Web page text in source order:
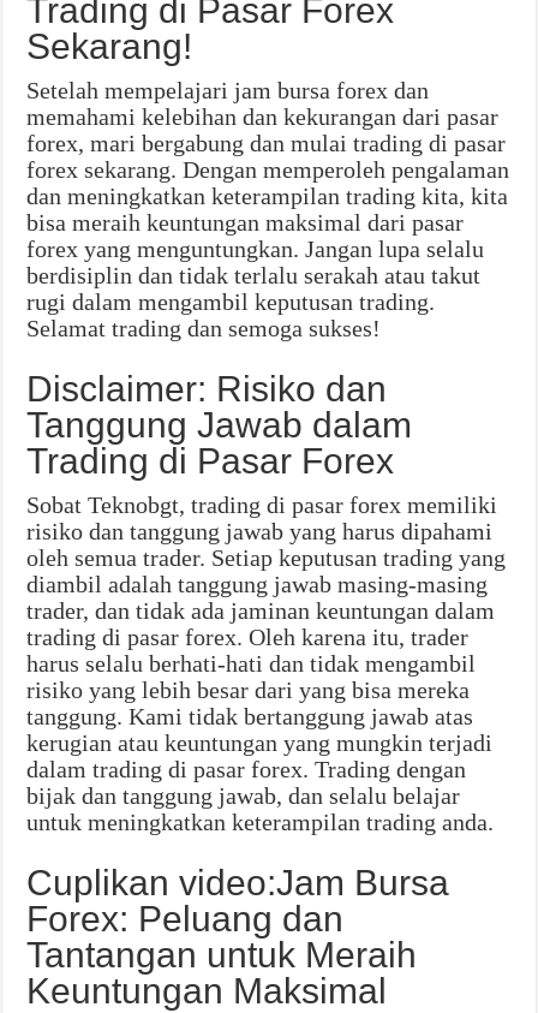
Trading di Pasar Forex
Sekarang!
Setelah mempelajari jam bursa forex dan
memahami kelebihan dan kekurangan dari pasar
forex, mari bergabung dan mulai trading di pasar
forex sekarang. Dengan memperoleh pengalaman
dan meningkatkan keterampilan trading kita, kita
bisa meraih keuntungan maksimal dari pasar
forex yang menguntungkan. Jangan lupa selalu
berdisiplin dan tidak terlalu serakah atau takut
rugi dalam mengambil keputusan trading.
Selamat trading dan semoga sukses!
Disclaimer: Risiko dan
Tanggung Jawab dalam
Trading di Pasar Forex
Sobat Teknobgt, trading di pasar forex memiliki
risiko dan tanggung jawab yang harus dipahami
oleh semua trader. Setiap keputusan trading yang
diambil adalah tanggung jawab masing-masing
trader, dan tidak ada jaminan keuntungan dalam
trading di pasar forex. Oleh karena itu, trader
harus selalu berhati-hati dan tidak mengambil
risiko yang lebih besar dari yang bisa mereka
tanggung. Kami tidak bertanggung jawab atas
kerugian atau keuntungan yang mungkin terjadi
dalam trading di pasar forex. Trading dengan
bijak dan tanggung jawab, dan selalu belajar
untuk meningkatkan keterampilan trading anda.
Cuplikan video:Jam Bursa
Forex: Peluang dan
Tantangan untuk Meraih
Keuntungan Maksimal